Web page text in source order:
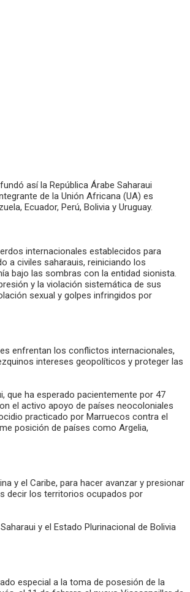
así la República Árabe Saharaui
de la Unión Africana (UA) es
Ecuador, Perú, Bolivia y Uruguay.
internacionales establecidos para
a civiles saharauis, reiniciando los
bajo las sombras con la entidad sionista.
y la violación sistemática de sus
sexual y golpes infringidos por
enfrentan los conflictos internacionales,
intereses geopolíticos y proteger las
que ha esperado pacientemente por 47
el activo apoyo de países neocoloniales
practicado por Marruecos contra el
posición de países como Argelia,
y el Caribe, para hacer avanzar y presionar
decir los territorios ocupados por
y el Estado Plurinacional de Bolivia
especial a la toma de posesión de la